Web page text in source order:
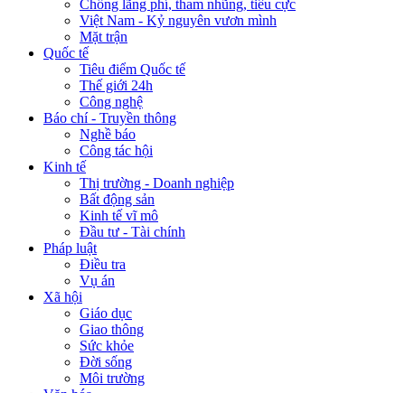
Chống lãng phí, tham nhũng, tiêu cực
Việt Nam - Kỷ nguyên vươn mình
Mặt trận
Quốc tế
Tiêu điểm Quốc tế
Thế giới 24h
Công nghệ
Báo chí - Truyền thông
Nghề báo
Công tác hội
Kinh tế
Thị trường - Doanh nghiệp
Bất động sản
Kinh tế vĩ mô
Đầu tư - Tài chính
Pháp luật
Điều tra
Vụ án
Xã hội
Giáo dục
Giao thông
Sức khỏe
Đời sống
Môi trường